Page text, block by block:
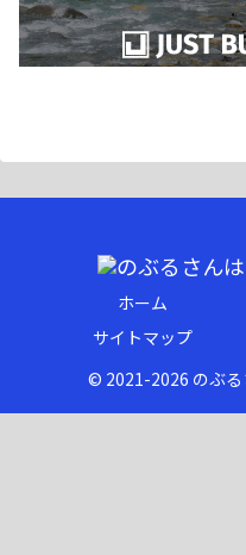
ホーム
サイトマップ
© 2021-2026 のぶる